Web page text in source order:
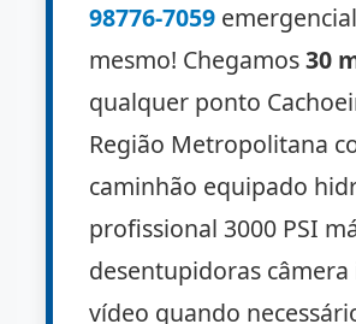
98776-7059
mesmo! Chegamos30
qualquer ponto
Região Metropolitana
caminhão equipado
profissional 3000 PSI
desentupidoras câmera
vídeo quando